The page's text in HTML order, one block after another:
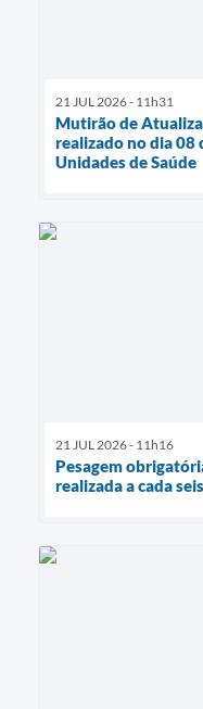
21 JUL 2026 - 11h31
Mutirão de
realizado no dia 08
Unidades de Saúde
21 JUL 2026 - 11h16
Pesagem
realizada a cada